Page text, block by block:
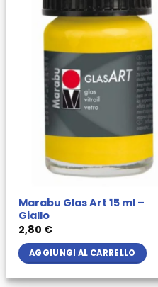
Marabu Glas Art 15 ml –
Giallo
2,80 €
AGGIUNGI AL CARRELLO